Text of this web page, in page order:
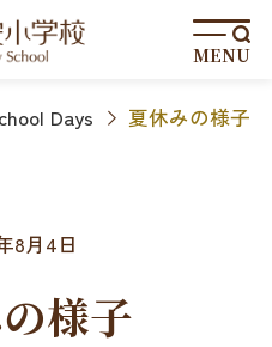
MENU
Days 夏休みの様子
8月4日
様子